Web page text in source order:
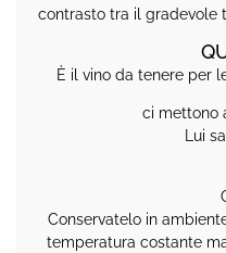
contrasto tra il gradevole
È il vino da tenere per
ci mettono
Lui
Conservatelo in
temperatura costante